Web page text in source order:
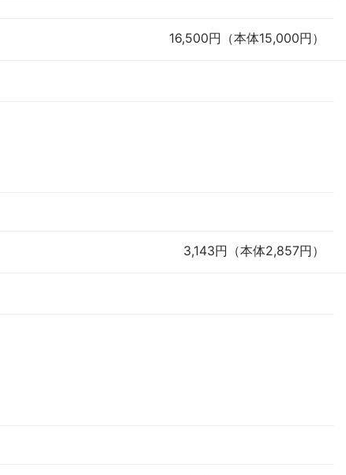
16,500円（本体15,000円）
3,143円（本体2,857円）